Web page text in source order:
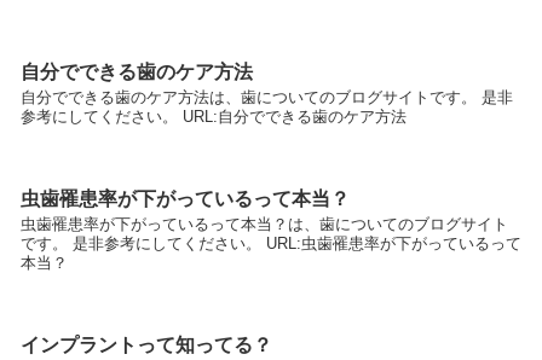
自分でできる歯のケア方法
自分でできる歯のケア方法は、歯についてのブログサイトです。 是非
参考にしてください。 URL:自分でできる歯のケア方法
虫歯罹患率が下がっているって本当？
虫歯罹患率が下がっているって本当？は、歯についてのブログサイト
です。 是非参考にしてください。 URL:虫歯罹患率が下がっているって
本当？
インプラントって知ってる？